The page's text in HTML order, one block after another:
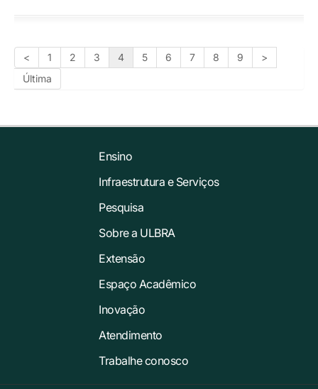
< 1 2 3 4 5 6 7 8 9
>
Última
Ensino
Infraestrutura e Serviços
Pesquisa
Sobre a ULBRA
Extensão
Espaço Acadêmico
Inovação
Atendimento
Trabalhe conosco